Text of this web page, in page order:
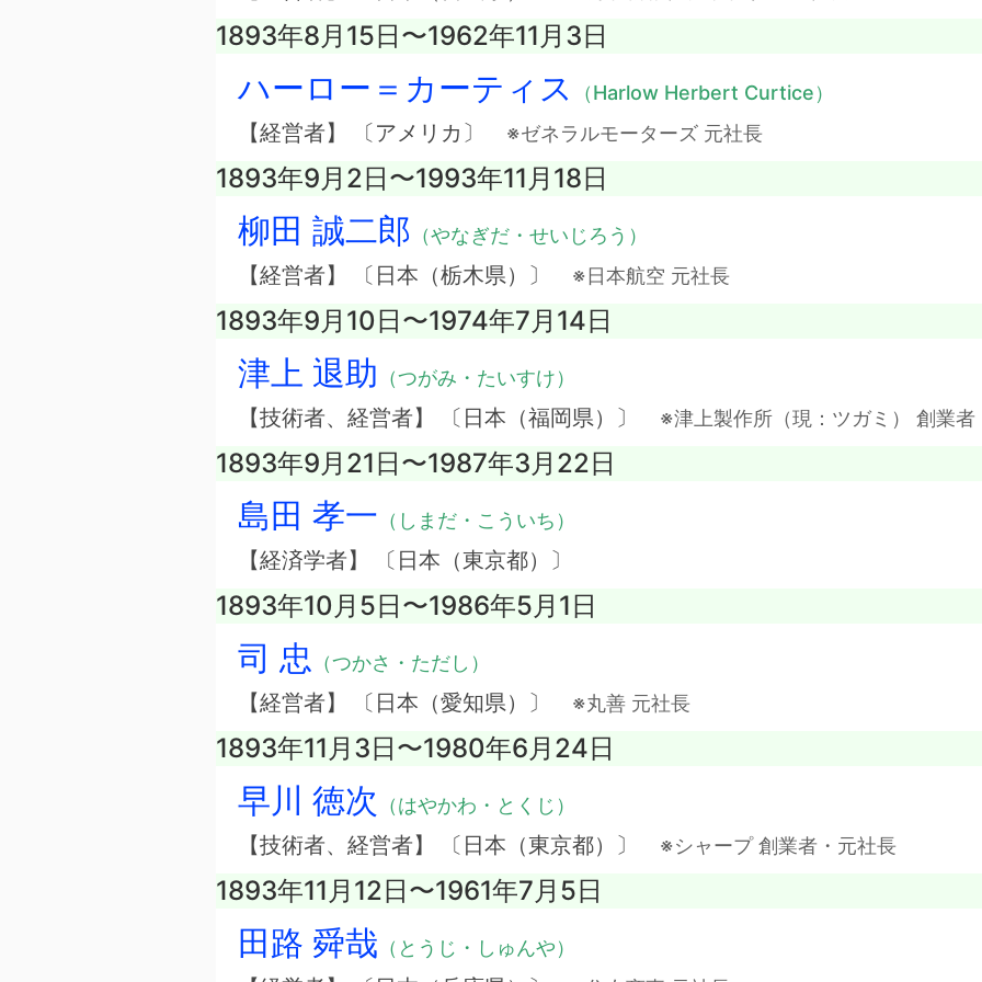
1893年8月15日〜1962年11月3日
ハーロー＝カーティス （Harlow Herbert Curtice）
【経営者】 〔アメリカ〕 ※ゼネラルモーターズ 元社長
1893年9月2日〜1993年11月18日
柳田 誠二郎 （やなぎだ・せいじろう）
【経営者】 〔日本（栃木県）〕 ※日本航空 元社長
1893年9月10日〜1974年7月14日
津上 退助 （つがみ・たいすけ）
【技術者、経営者】 〔日本（福岡県）〕 ※津上製作所（現：ツガミ） 創業者
1893年9月21日〜1987年3月22日
島田 孝一 （しまだ・こういち）
【経済学者】 〔日本（東京都）〕
1893年10月5日〜1986年5月1日
司 忠 （つかさ・ただし）
【経営者】 〔日本（愛知県）〕 ※丸善 元社長
1893年11月3日〜1980年6月24日
早川 徳次 （はやかわ・とくじ）
【技術者、経営者】 〔日本（東京都）〕 ※シャープ 創業者・元社長
1893年11月12日〜1961年7月5日
田路 舜哉 （とうじ・しゅんや）